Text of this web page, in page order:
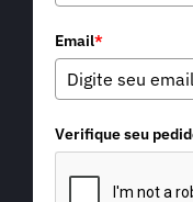
Email*
Verifique seu